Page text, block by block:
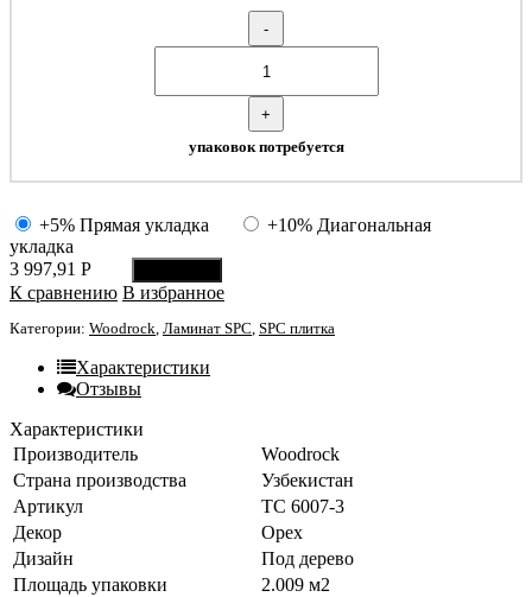
-
+
упаковок потребуется
+5% Прямая укладка
+10% Диагональная
укладка
3 997,91 Р
К сравнению В избранное
Категории: Woodrock, Ламинат SPC, SPC плитка
Характеристики
Отзывы
Характеристики
Производитель
Woodrock
Страна производства
Узбекистан
Артикул
TC 6007-3
Декор
Орех
Дизайн
Под дерево
Площадь упаковки
2.009 м2